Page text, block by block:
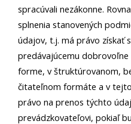
spracúvali nezákonne.
splnenia stanovených
údajov, t.j. má právo získať
predávajúcemu
forme, v štruktúrovanom,
čitateľnom formáte a v
právo na prenos týchto
prevádzkovateľovi, pokiaľ